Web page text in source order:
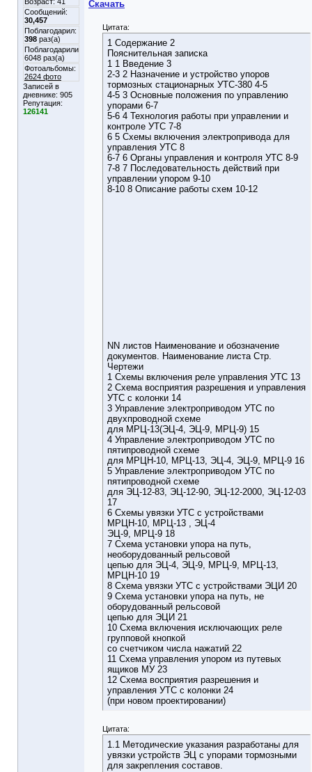
Сообщений:
30,457
Поблагодарил:
398 раз(а)
Поблагодарили
6048 раз(а)
Фотоальбомы:
2624 фото
Записей в
дневнике: 905
Репутация:
126141
Скачать
Цитата:
1 Содержание 2
Пояснительная записка
1 1 Введение 3
2-3 2 Назначение и устройство упоров
тормозных стационарных УТС-380 4-5
4-5 3 Основные положения по управлению
упорами 6-7
5-6 4 Технология работы при управлении и
контроле УТС 7-8
6 5 Схемы включения электропривода для
управления УТС 8
6-7 6 Органы управления и контроля УТС 8-9
7-8 7 Последовательность действий при
управлении упором 9-10
8-10 8 Описание работы схем 10-12
NN листов Наименование и обозначение
документов. Наименование листа Стр.
Чертежи
1 Схемы включения реле управления УТС 13
2 Схема восприятия разрешения и управления
УТС с колонки 14
3 Управление электроприводом УТС по
двухпроводной схеме
для МРЦ-13(ЭЦ-4, ЭЦ-9, МРЦ-9) 15
4 Управление электроприводом УТС по
пятипроводной схеме
для МРЦН-10, МРЦ-13, ЭЦ-4, ЭЦ-9, МРЦ-9 16
5 Управление электроприводом УТС по
пятипроводной схеме
для ЭЦ-12-83, ЭЦ-12-90, ЭЦ-12-2000, ЭЦ-12-03
17
6 Схемы увязки УТС с устройствами
МРЦН-10, МРЦ-13 , ЭЦ-4
ЭЦ-9, МРЦ-9 18
7 Схема установки упора на путь,
необорудованный рельсовой
цепью для ЭЦ-4, ЭЦ-9, МРЦ-9, МРЦ-13,
МРЦН-10 19
8 Схема увязки УТС с устройствами ЭЦИ 20
9 Схема установки упора на путь, не
оборудованный рельсовой
цепью для ЭЦИ 21
10 Схема включения исключающих реле
групповой кнопкой
со счетчиком числа нажатий 22
11 Схема управления упором из путевых
ящиков МУ 23
12 Схема восприятия разрешения и
управления УТС с колонки 24
(при новом проектировании)
Цитата:
1.1 Методические указания разработаны для
увязки устройств ЭЦ с упорами тормозными
для закрепления составов.